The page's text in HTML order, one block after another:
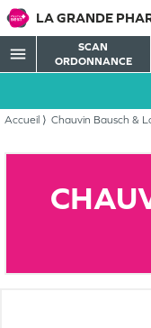
LA GRANDE
menu
SCAN
ORDONNANCE
Accueil Chauvin Bausch &